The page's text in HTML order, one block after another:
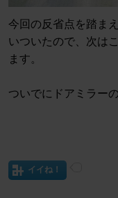
今回の反省点を踏ま
いついたので、次は
ます。
ついでにドアミラー
イイね！